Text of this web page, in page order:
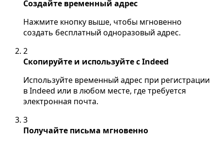
Создайте временный адрес
Нажмите кнопку выше, чтобы мгновенно
создать бесплатный одноразовый адрес.
2
Скопируйте и используйте с Indeed
Используйте временный адрес при регистрации
в Indeed или в любом месте, где требуется
электронная почта.
3
Получайте письма мгновенно